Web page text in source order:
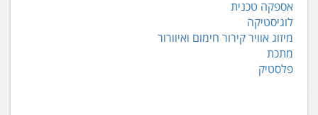
אספקה טכנית
לוגיסטיקה
מיזוג אוויר קירור חימום ואיוורור
מתכת
פלסטיק